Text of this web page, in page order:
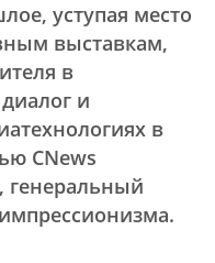
уступая место
выставкам,
в
и
в
CNews
генеральный